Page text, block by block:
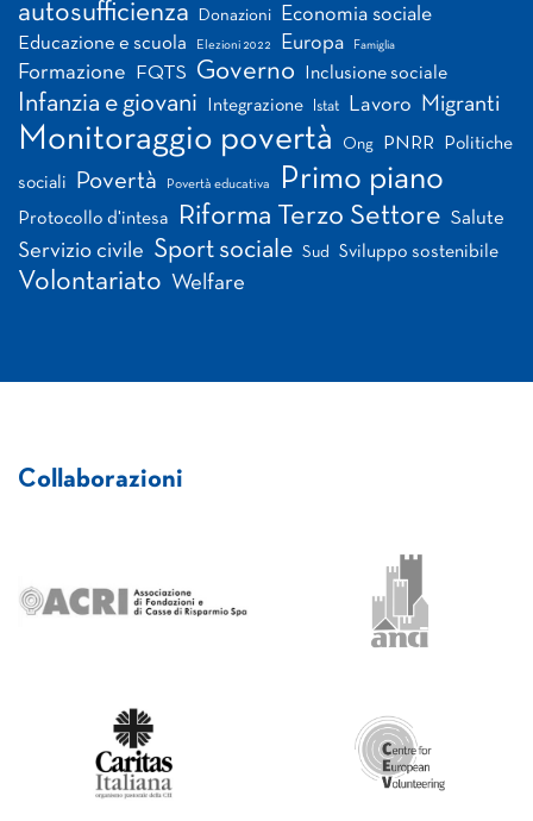
autosufficienza
Donazioni Economia sociale
Educazione e scuola Elezioni 2022 Europa Famiglia
Formazione FQTS Governo Inclusione sociale
Infanzia e giovani Integrazione Istat Lavoro Migranti
Monitoraggio povertà Ong PNRR Politiche
sociali Povertà Povertà educativa Primo piano
Protocollo d'intesa Riforma Terzo Settore Salute
Servizio civile Sport sociale Sud Sviluppo sostenibile
Volontariato Welfare
Collaborazioni